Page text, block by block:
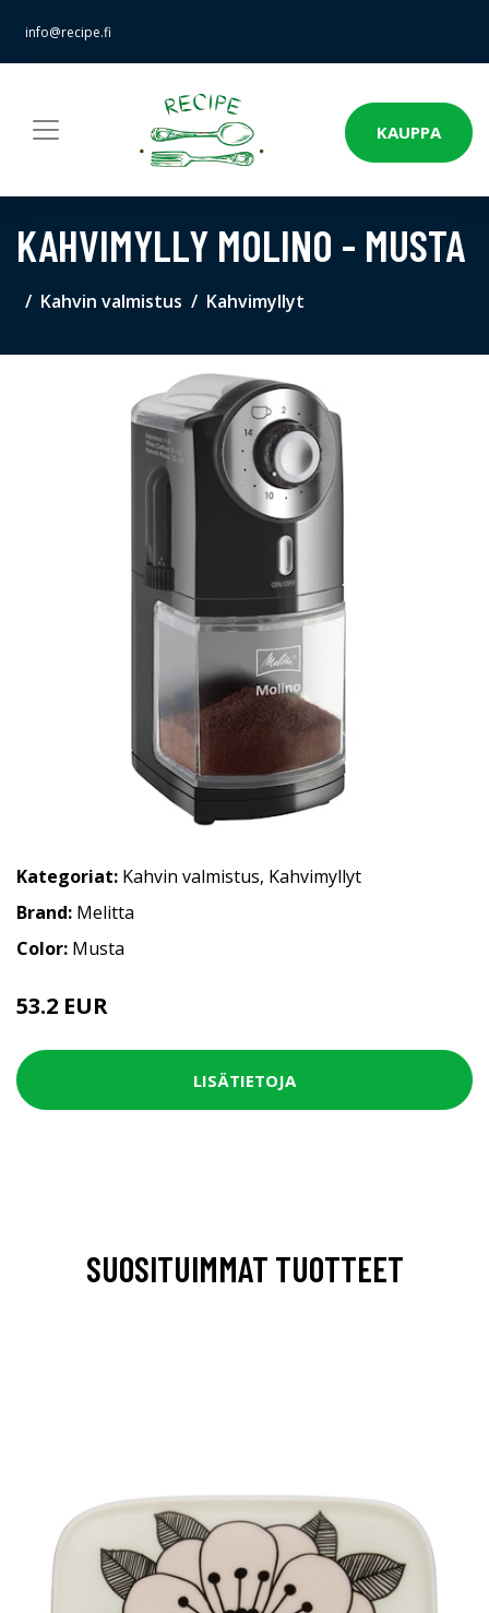
info@recipe.fi
KAUPPA
KAHVIMYLLY MOLINO - MUSTA
Kahvin valmistus Kahvimyllyt
Kategoriat: Kahvin valmistus, Kahvimyllyt
Brand: Melitta
Color: Musta
53.2 EUR
LISÄTIETOJA
SUOSITUIMMAT TUOTTEET